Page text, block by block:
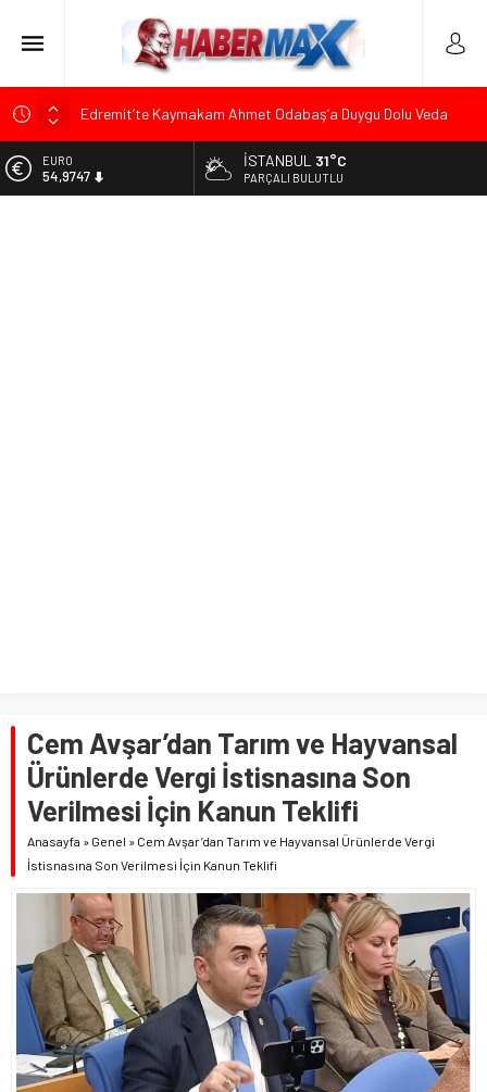
Edremit’te Kaymakam Ahmet Odabaş’a Duygu Dolu Veda
Tarihçi Yusuf Halaçoğlu’ndan TBMM’ye Sunulan Yasa Teklifine
Sert Eleştiri: “Osmanlı’nın Hukuk Anlayışının Gerisine
ALTIN
6.499,25
İSTANBUL 31°C
PARÇALI BULUTLU
Cem Avşar’dan Tarım ve Hayvansal
Ürünlerde Vergi İstisnasına Son
Verilmesi İçin Kanun Teklifi
Anasayfa » Genel » Cem Avşar’dan Tarım ve Hayvansal Ürünlerde Vergi
İstisnasına Son Verilmesi İçin Kanun Teklifi